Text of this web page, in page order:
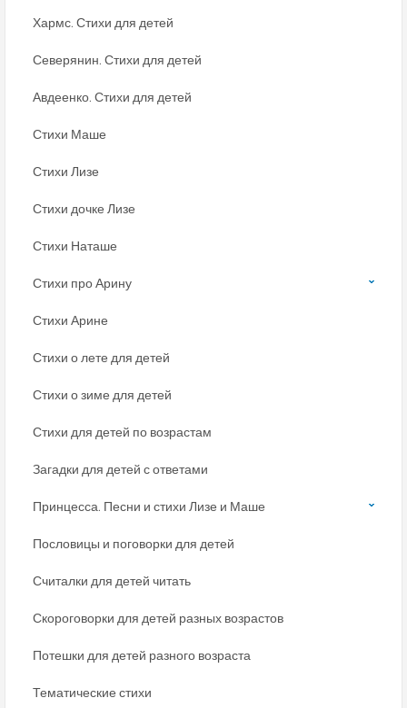
Хармс. Стихи для детей
Северянин. Стихи для детей
Авдеенко. Стихи для детей
Стихи Маше
Стихи Лизе
Стихи дочке Лизе
Стихи Наташе
Стихи про Арину
Стихи Арине
Стихи о лете для детей
Стихи о зиме для детей
Стихи для детей по возрастам
Загадки для детей с ответами
Принцесса. Песни и стихи Лизе и Маше
Пословицы и поговорки для детей
Считалки для детей читать
Скороговорки для детей разных возрастов
Потешки для детей разного возраста
Тематические стихи